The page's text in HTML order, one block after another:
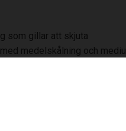
som gillar att skjuta
medelskålning och